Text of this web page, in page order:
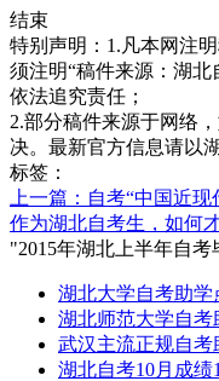
结束
特别声明：1.凡本网注
须注明“稿件来源：湖北
依法追究责任；
2.部分稿件来源于网络
决。最新官方信息请以
标签：
上一篇：自考“中国近
作为湖北自考生，如何
"2015年湖北上半年自
湖北大学自考助学
湖北师范大学自考
武汉主流正规自
湖北自考10月成绩